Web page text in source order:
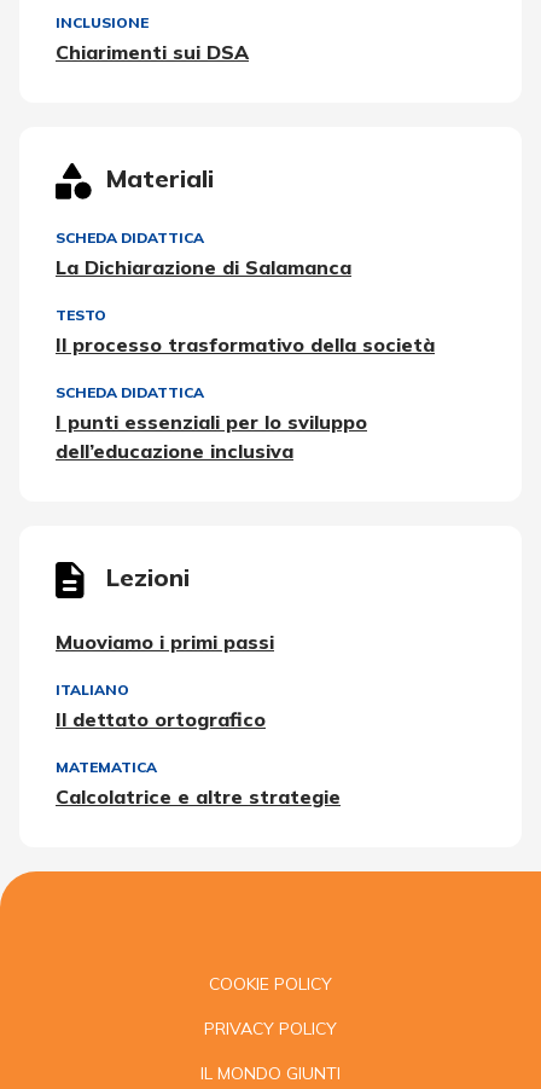
INCLUSIONE
Chiarimenti sui DSA
Materiali
SCHEDA DIDATTICA
La Dichiarazione di Salamanca
TESTO
Il processo trasformativo della società
SCHEDA DIDATTICA
I punti essenziali per lo sviluppo
dell’educazione inclusiva
Lezioni
Muoviamo i primi passi
ITALIANO
Il dettato ortografico
MATEMATICA
Calcolatrice e altre strategie
COOKIE POLICY
PRIVACY POLICY
IL MONDO GIUNTI